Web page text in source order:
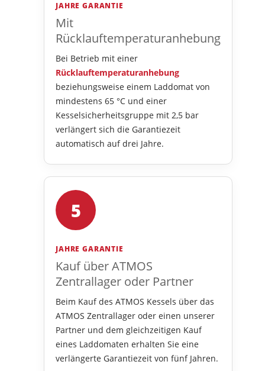
JAHRE GARANTIE
Mit
Rücklauftemperaturanhebung
Bei Betrieb mit einer
Rücklauftemperaturanhebung
beziehungsweise einem Laddomat von
mindestens 65 °C und einer
Kesselsicherheitsgruppe mit 2,5 bar
verlängert sich die Garantiezeit
automatisch auf drei Jahre.
5
JAHRE GARANTIE
Kauf über ATMOS
Zentrallager oder Partner
Beim Kauf des ATMOS Kessels über das
ATMOS Zentrallager oder einen unserer
Partner und dem gleichzeitigen Kauf
eines Laddomaten erhalten Sie eine
verlängerte Garantiezeit von fünf Jahren.